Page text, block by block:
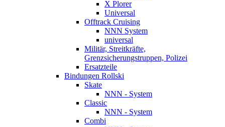
X Plorer
Universal
Offtrack Cruising
NNN System
universal
Militär, Streitkräfte,
Grenzsicherungstruppen, Polizei
Ersatzteile
Bindungen Rollski
Skate
NNN - System
Classic
NNN - System
Combi